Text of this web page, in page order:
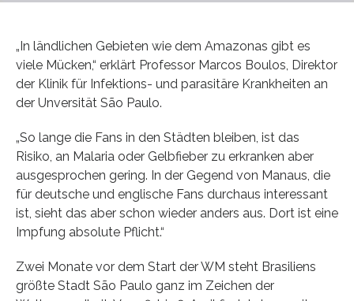
„In ländlichen Gebieten wie dem Amazonas gibt es
viele Mücken,“ erklärt Professor Marcos Boulos, Direktor
der Klinik für Infektions- und parasitäre Krankheiten an
der Unversität São Paulo.
„So lange die Fans in den Städten bleiben, ist das
Risiko, an Malaria oder Gelbfieber zu erkranken aber
ausgesprochen gering. In der Gegend von Manaus, die
für deutsche und englische Fans durchaus interessant
ist, sieht das aber schon wieder anders aus. Dort ist eine
Impfung absolute Pflicht.“
Zwei Monate vor dem Start der WM steht Brasiliens
größte Stadt São Paulo ganz im Zeichen der